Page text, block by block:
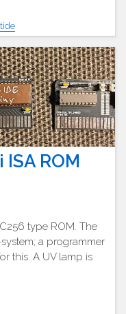
ROM
type ROM. The
a programmer
this. A UV lamp is